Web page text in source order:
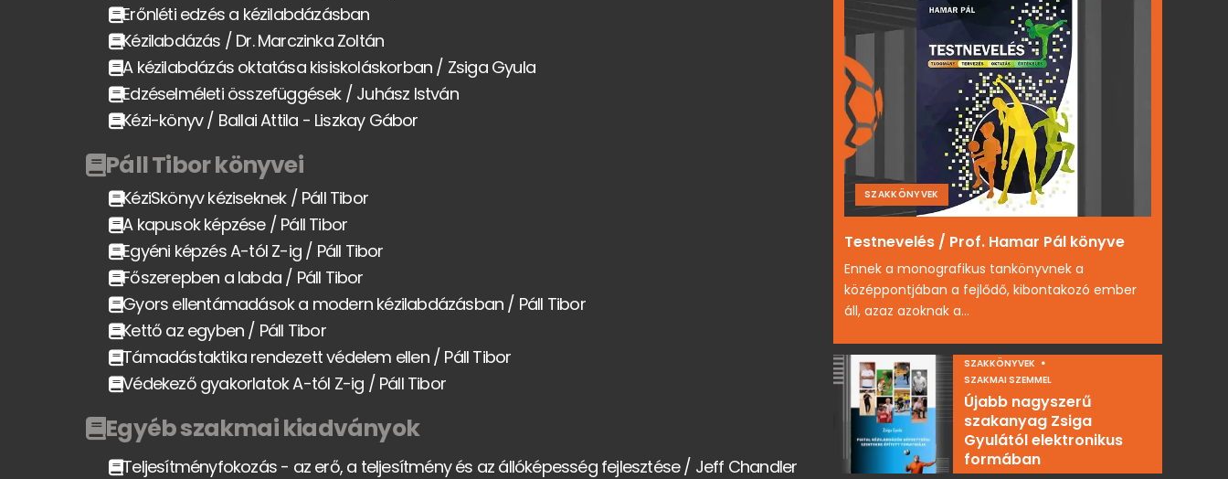
Erőnléti edzés a kézilabdázásban
Kézilabdázás / Dr. Marczinka Zoltán
A kézilabdázás oktatása kisiskoláskorban / Zsiga Gyula
Edzéselméleti összefüggések / Juhász István
Kézi-könyv / Ballai Attila - Liszkay Gábor
Páll Tibor könyvei
KéziSkönyv kéziseknek / Páll Tibor
A kapusok képzése / Páll Tibor
Egyéni képzés A-tól Z-ig / Páll Tibor
Főszerepben a labda / Páll Tibor
Gyors ellentámadások a modern kézilabdázásban / Páll Tibor
Kettő az egyben / Páll Tibor
Támadástaktika rendezett védelem ellen / Páll Tibor
Védekező gyakorlatok A-tól Z-ig / Páll Tibor
Egyéb szakmai kiadványok
Teljesítményfokozás - az erő, a teljesítmény és az állóképesség fejlesztése / Jeff Chandler
SZAKKÖNYVEK
Testnevelés / Prof. Hamar Pál könyve
Ennek a monografikus tankönyvnek a
középpontjában a fejlődő, kibontakozó ember
áll, azaz azoknak a...
SZAKKÖNYVEK
SZAKMAI SZEMMEL
Újabb nagyszerű
szakanyag Zsiga
Gyulától elektronikus
formában